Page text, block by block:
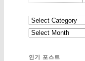
인기 포스트